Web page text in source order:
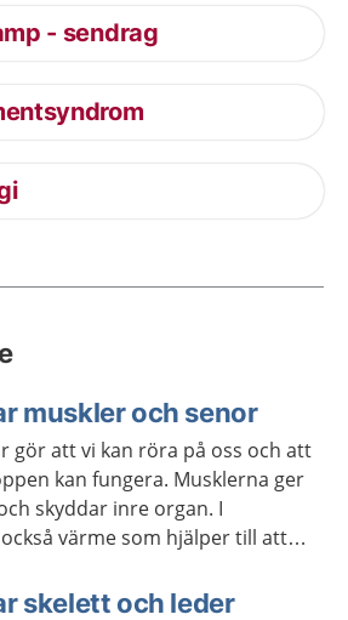
- sendrag
muskler och senor
gör att vi kan röra på oss och att
kan fungera. Musklerna ger
skyddar inre organ. I
värme som hjälper till att
skelett och leder